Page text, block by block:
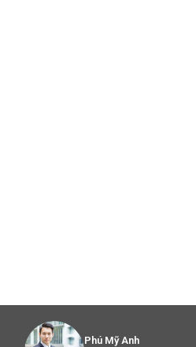
Phú Mỹ Anh